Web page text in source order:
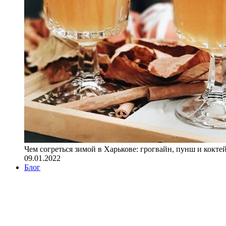
Чем согреться зимой в Харькове: грогвайн, пунш и
09.01.2022
Блог